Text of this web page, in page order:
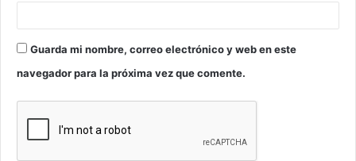
Guarda mi nombre, correo electrónico y web en este
navegador para la próxima vez que comente.